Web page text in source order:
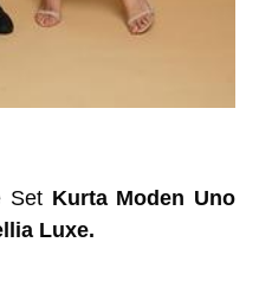
Set Kurta Moden Uno
Luxe.